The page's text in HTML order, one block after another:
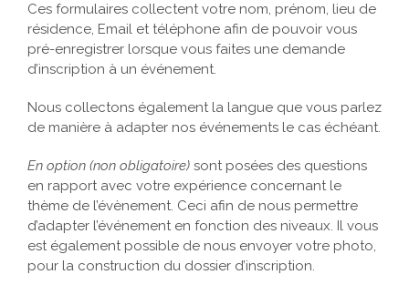
Ces formulaires collectent votre nom, prénom, lieu de
résidence, Email et téléphone afin de pouvoir vous
pré-enregistrer lorsque vous faites une demande
d’inscription à un événement.
Nous collectons également la langue que vous parlez
de manière à adapter nos événements le cas échéant.
En option (non obligatoire) sont posées des questions
en rapport avec votre expérience concernant le
thème de l’évènement. Ceci afin de nous permettre
d’adapter l’événement en fonction des niveaux. Il vous
est également possible de nous envoyer votre photo,
pour la construction du dossier d’inscription.